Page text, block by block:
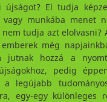
újságot? El tudja
vagy munkába menet
tudja azt elolvasni?
még
jutnak hozzá a
pedig
legújabb
egy-egy különleges